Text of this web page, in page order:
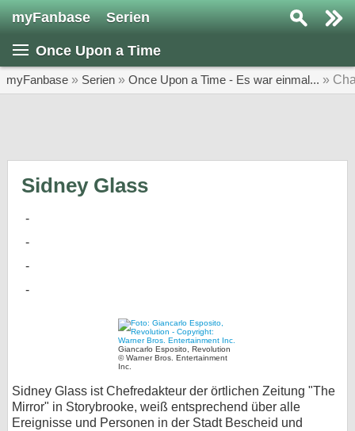
myFanbase Serien
Once Upon a Time
myFanbase » Serien » Once Upon a Time - Es war einmal... »
Sidney Glass
Giancarlo Esposito, Revolution
© Warner Bros. Entertainment
Inc.
Sidney Glass ist Chefredakteur der örtlichen Zeitung "The
Mirror" in Storybrooke, weiß entsprechend über alle
Ereignisse und Personen in der Stadt Bescheid und
Home
SERIEN
Forum
bei Facebook